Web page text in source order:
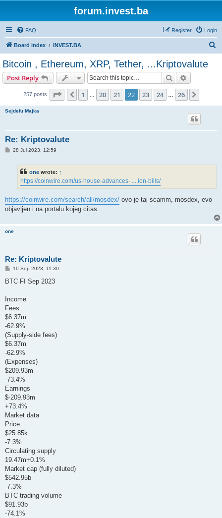
forum.invest.ba
FAQ Login
Register
Board index INVEST.BA
Bitcoin , Ethereum, XRP, Tether, ...Kriptovalute
Post Reply Search
257 posts Page 22 of 26
Previous
1 20 21 22 23 24 26
Sejdefu Majka
Re: Kriptovalute
P28 Jul 2023, 12:59
one wrote: ↑
https://coinwire.com/us-house-advances- ... ion-bills/
https://coinwire.com/search/all/mosdex/ ovo je taj scamm, mosdex, evo
objavljen i na portalu kojeg citas..
one
Re: Kriptovalute
P
s
10 Sep 2023, 11:30
BTC FI Sep 2023
Income
Fees
$6.37m
-62.9%
(Supply-side fees)
$6.37m
-62.9%
(Expenses)
$209.93m
-73.4%
Earnings
$-209.93m
+73.4%
Market data
Price
$25.85k
-7.3%
Circulating supply
19.47m+0.1%
Market cap (fully diluted)
$542.95b
-7.3%
BTC trading volume
$91.93b
-74.1%